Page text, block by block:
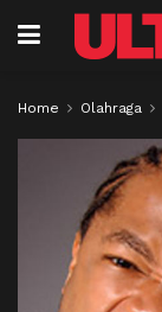
Home Olahraga